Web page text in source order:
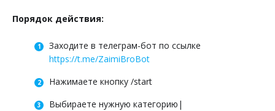
Порядок действия:
Заходите в телеграм-бот по ссылке
https://t.me/ZaimiBroBot
Нажимаете кнопку /start
Выбираете нужную категорию|